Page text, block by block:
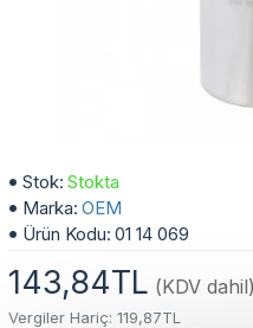
Stok: Stokta
Marka: OEM
Ürün Kodu: 01 14 069
143,84TL (KDV dahil)
Vergiler Hariç: 119,87TL